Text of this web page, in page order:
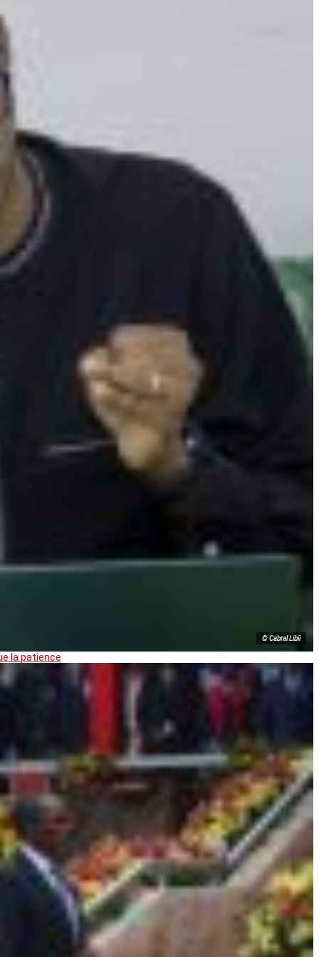
© Cabral Libii
la patience